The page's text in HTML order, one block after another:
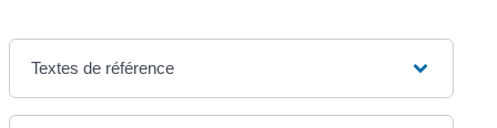
Textes de référence